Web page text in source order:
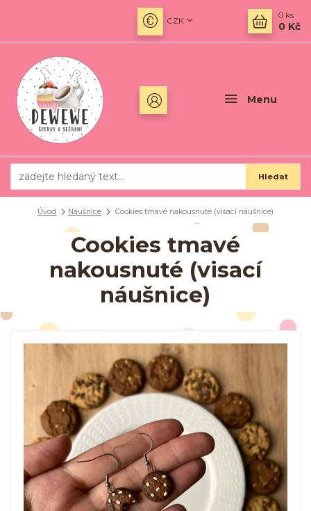
Menu
CZK
Hledat
0 ks
0 Kč
Úvod Náušnice Cookies tmavé nakousnuté (visací náušnice)
Cookies tmavé
nakousnuté (visací
náušnice)